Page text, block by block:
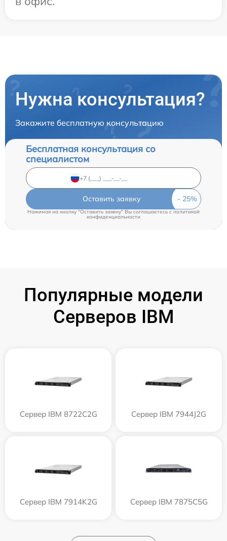
Нужна консультация?
Закажите бесплатную консультацию
Бесплатная консультация со
специалистом
Оставить заявку
Нажимая на кнопку "Оставить заявку" Вы соглашаетесь c политикой
конфиденциальности
Популярные модели
Серверов IBM
Сервер IBM 8722C2G Сервер IBM 7944J2G
Сервер IBM 7914K2G Сервер IBM 7875C5G